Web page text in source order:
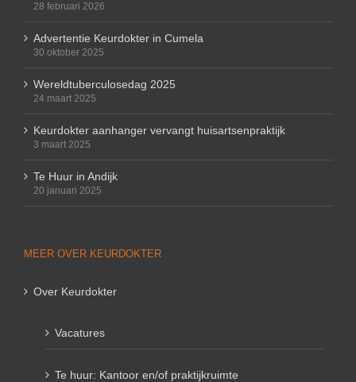
28 februari 2026
Advertentie Keurdokter in Cumela
30 oktober 2025
Wereldtuberculosedag 2025
24 maart 2025
Keurdokter aanhanger vervangt huisartsenpraktijk
3 maart 2025
Te Huur in Andijk
20 januari 2025
MEER OVER KEURDOKTER
Over Keurdokter
Vacatures
Te huur: Kantoor en/of praktijkruimte